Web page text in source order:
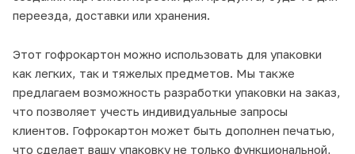
переезда, доставки или хранения.
Этот гофрокартон можно использовать для упаковки
как легких, так и тяжелых предметов. Мы также
предлагаем возможность разработки упаковки на заказ,
что позволяет учесть индивидуальные запросы
клиентов. Гофрокартон может быть дополнен печатью,
что сделает вашу упаковку не только функциональной,